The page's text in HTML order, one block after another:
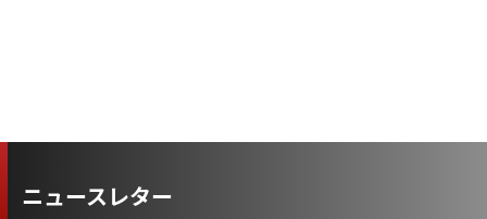
ニュースレター